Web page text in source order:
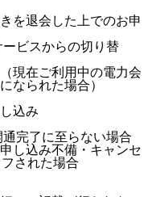
を退会した上でのお申
ビスからの切り替
現在ご利用中の電力会
なられた場合）
込み
通完了に至らない場合
し込み不備・キャンセ
された場合